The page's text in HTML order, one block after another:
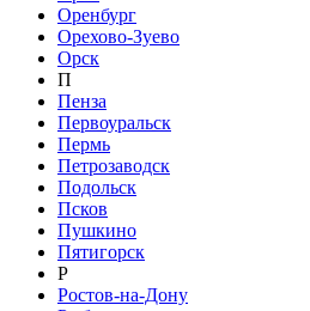
Оренбург
Орехово-Зуево
Орск
П
Пенза
Первоуральск
Пермь
Петрозаводск
Подольск
Псков
Пушкино
Пятигорск
Р
Ростов-на-Дону